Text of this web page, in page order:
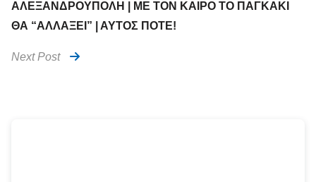
ΑΛΕΞΑΝΔΡΟΥΠΟΛΗ | ΜΕ ΤΟΝ ΚΑΙΡΟ ΤΟ ΠΑΓΚΑΚΙ
ΘΑ “ΑΛΛΑΞΕΙ” | ΑΥΤΟΣ ΠΟΤΕ!
Next Post